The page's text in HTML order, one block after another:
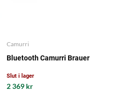
Camurri
Bluetooth Camurri Brauer
Slut i lager
2 369 kr